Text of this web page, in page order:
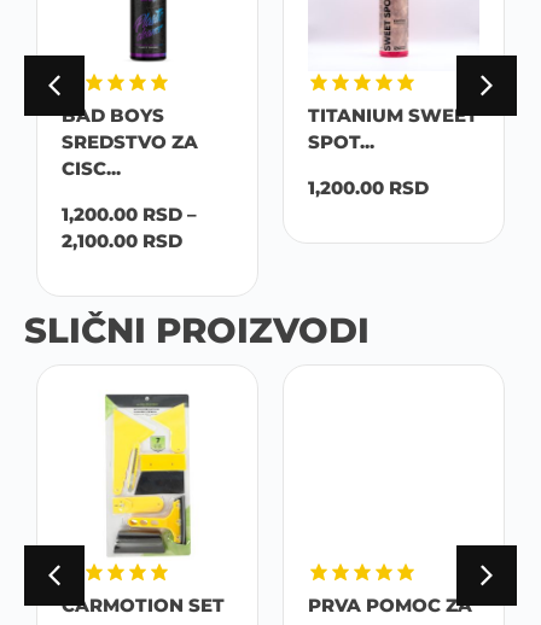
BAD BOYS
SREDSTVO ZA
CISC...
1,200.00 RSD –
2,100.00 RSD
TITANIUM SWEET
SPOT...
1,200.00 RSD
SLIČNI PROIZVODI
CARMOTION SET
PRVA POMOC ZA